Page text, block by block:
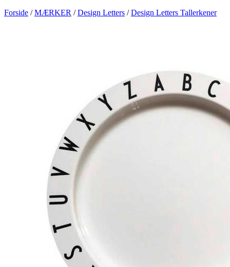
Forside /MÆRKER /Design Letters /Design Letters Tallerkener